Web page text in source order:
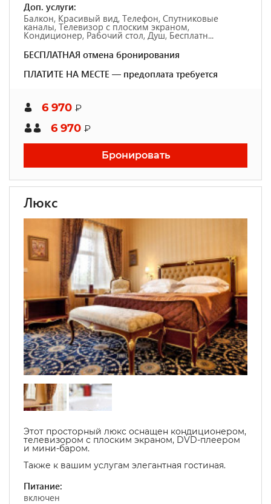
Доп. услуги:
Балкон, Красивый вид, Телефон, Спутниковые
каналы, Телевизор с плоским экраном,
Кондиционер, Рабочий стол, Душ, Бесплатн...
БЕСПЛАТНАЯ отмена бронирования
ПЛАТИТЕ НА МЕСТЕ — предоплата требуется
6 970 ₽
6 970 ₽
Бронировать
Люкс
Этот просторный люкс оснащен кондиционером,
телевизором с плоским экраном, DVD-плеером
и мини-баром.
Также к вашим услугам элегантная гостиная.
Питание:
включен